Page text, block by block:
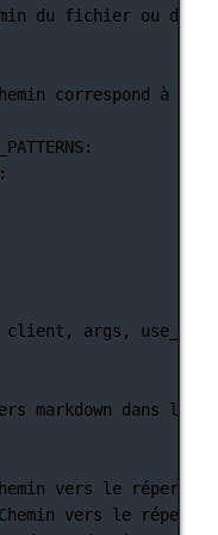
du fichier ou du
correspond à
:
args,
markdown dans le
vers le
vers le